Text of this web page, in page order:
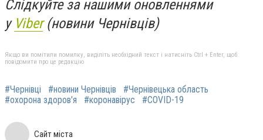
Слідкуйте за нашими оновленнями
у Viber(новини Чернівців)
Якщо ви помітили помилку, виділіть необхідний текст і натисніть Ctrl + Enter, щоб
повідомити про це редакцію
#Чернівці #новини Чернівців
#Чернівецька область
#охорона здоров'я
#коронавірус #COVID-19
Сайт міста